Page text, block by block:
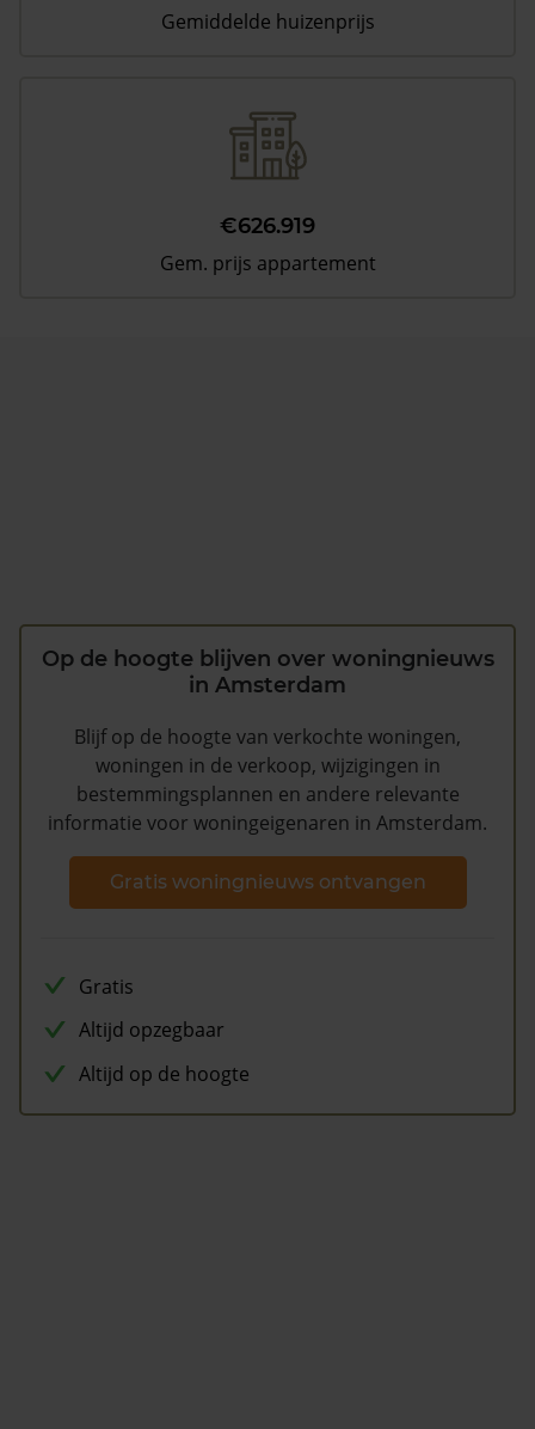
Gemiddelde huizenprijs
€626.919
Gem. prijs appartement
Op de hoogte blijven over woningnieuws
in Amsterdam
Blijf op de hoogte van verkochte woningen,
woningen in de verkoop, wijzigingen in
bestemmingsplannen en andere relevante
informatie voor woningeigenaren in Amsterdam.
Gratis woningnieuws ontvangen
Gratis
Altijd opzegbaar
Altijd op de hoogte